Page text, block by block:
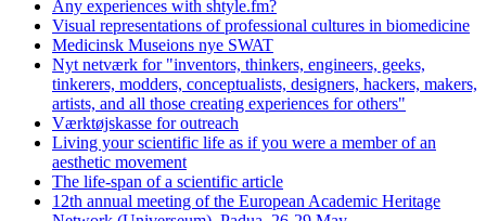
Any experiences with shtyle.fm?
Visual representations of professional cultures in biomedicine
Medicinsk Museions nye SWAT
Nyt netværk for "inventors, thinkers, engineers, geeks,
tinkerers, modders, conceptualists, designers, hackers, makers,
artists, and all those creating experiences for others"
Værktøjskasse for outreach
Living your scientific life as if you were a member of an
aesthetic movement
The life-span of a scientific article
12th annual meeting of the European Academic Heritage